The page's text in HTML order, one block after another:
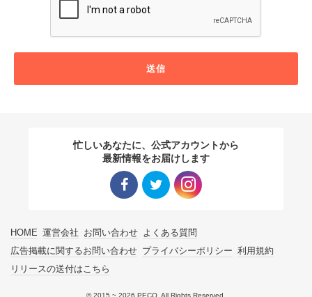
送信
忙しいあなたに、公式アカウントから
最新情報をお届けします
HOME 運営会社 お問い合わせ よくある質問
広告掲載に関するお問い合わせ プライバシーポリシー 利用規約
リリースの送付はこちら
© 2015 ~ 2026 PECO. All Rights Reserved.